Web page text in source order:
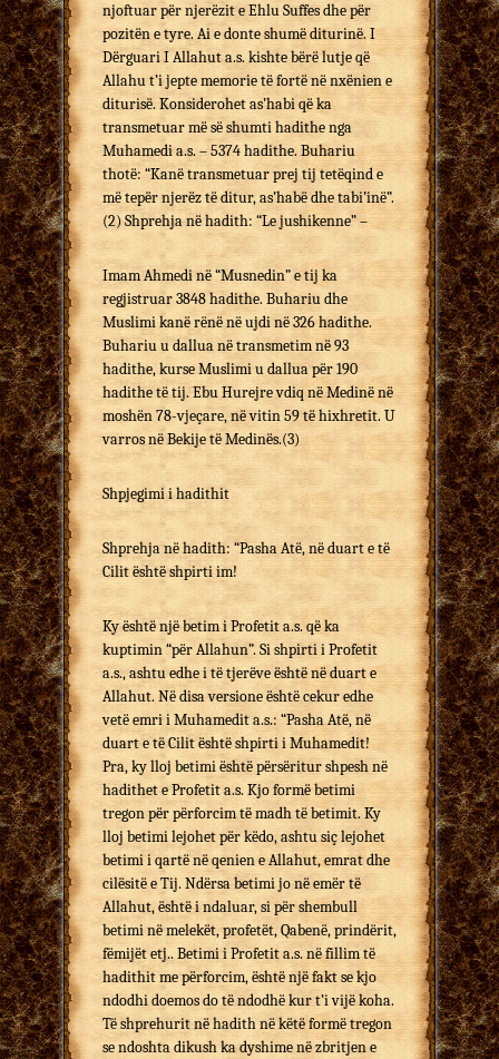
njoftuar për njerëzit e Ehlu Suffes dhe për
pozitën e tyre. Ai e donte shumë diturinë. I
Dërguari I Allahut a.s. kishte bërë lutje që
Allahu t’i jepte memorie të fortë në nxënien e
diturisë. Konsiderohet as’habi që ka
transmetuar më së shumti hadithe nga
Muhamedi a.s. – 5374 hadithe. Buhariu
thotë: “Kanë transmetuar prej tij tetëqind e
më tepër njerëz të ditur, as’habë dhe tabi’inë”.
(2) Shprehja në hadith: “Le jushikenne” –
Imam Ahmedi në “Musnedin” e tij ka
regjistruar 3848 hadithe. Buhariu dhe
Muslimi kanë rënë në ujdi në 326 hadithe.
Buhariu u dallua në transmetim në 93
hadithe, kurse Muslimi u dallua për 190
hadithe të tij. Ebu Hurejre vdiq në Medinë në
moshën 78-vjeçare, në vitin 59 të hixhretit. U
varros në Bekije të Medinës.(3)
Shpjegimi i hadithit
Shprehja në hadith: “Pasha Atë, në duart e të
Cilit është shpirti im!
Ky është një betim i Profetit a.s. që ka
kuptimin “për Allahun”. Si shpirti i Profetit
a.s., ashtu edhe i të tjerëve është në duart e
Allahut. Në disa versione është cekur edhe
vetë emri i Muhamedit a.s.: “Pasha Atë, në
duart e të Cilit është shpirti i Muhamedit!
Pra, ky lloj betimi është përsëritur shpesh në
hadithet e Profetit a.s. Kjo formë betimi
tregon për përforcim të madh të betimit. Ky
lloj betimi lejohet për këdo, ashtu siç lejohet
betimi i qartë në qenien e Allahut, emrat dhe
cilësitë e Tij. Ndërsa betimi jo në emër të
Allahut, është i ndaluar, si për shembull
betimi në melekët, profetët, Qabenë, prindërit,
fëmijët etj.. Betimi i Profetit a.s. në fillim të
hadithit me përforcim, është një fakt se kjo
ndodhi doemos do të ndodhë kur t’i vijë koha.
Të shprehurit në hadith në këtë formë tregon
se ndoshta dikush ka dyshime në zbritjen e